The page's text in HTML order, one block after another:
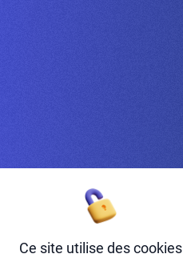
Ce site utilise des cookies